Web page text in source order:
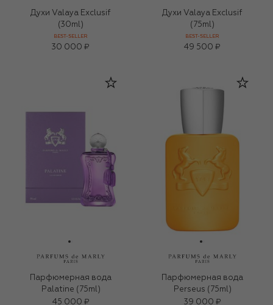
Духи Valaya Exclusif
(30ml)
BEST-SELLER
30 000 ₽
Духи Valaya Exclusif
(75ml)
BEST-SELLER
49 500 ₽
Парфюмерная вода
Palatine (75ml)
45 000 ₽
Парфюмерная вода
Perseus (75ml)
39 000 ₽